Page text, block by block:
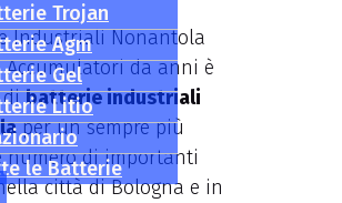
Trojan
Agm
Gel
Litio
le Batterie
Accumulatori da anni è
dibatterie industriali
per un sempre più
numero di importanti
città di Bologna e in